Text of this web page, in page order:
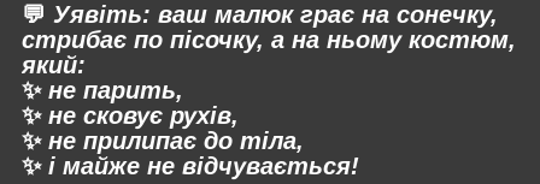
💬 Уявіть: ваш малюк грає на сонечку,
стрибає по пісочку, а на ньому костюм,
який:
✨не парить,
✨не сковує рухів,
✨не прилипає до тіла,
✨і майже не відчувається!